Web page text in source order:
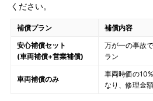
ください。
補償プラン 補償内容
安心補償セット
(車両補償+営業補償)
万が一の事故
ラン
車両補償のみ
車両時価の
なり、修理金